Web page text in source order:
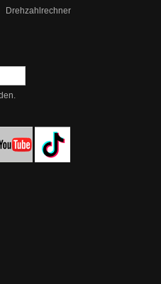
Drehzahlrechner